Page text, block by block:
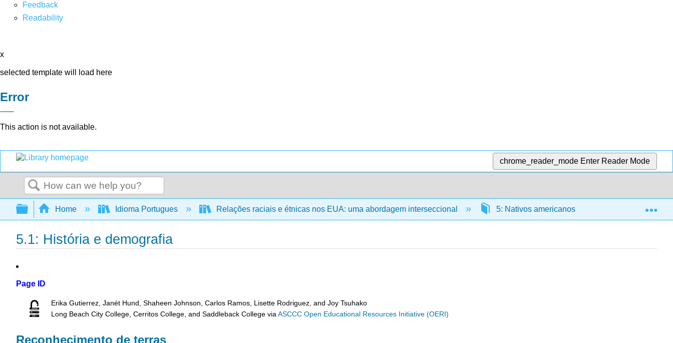
Feedback
Readability
x
selected template will load here
Error
This action is not available.
chrome_reader_mode Enter Reader Mode
Search
Expand/collapse global hierarchy
Home Idioma Portugues Relações raciais e étnicas nos EUA: uma abordagem interseccional 5: Nativos americanos 5.1: História e
5.1: História e demografia
Page ID
Erika Gutierrez, Janét Hund, Shaheen Johnson, Carlos Ramos, Lisette Rodriguez, and Joy Tsuhako
Long Beach City College, Cerritos College, and Saddleback College viaASCCC Open Educational Resources Initiative (OERI)
Reconhecimento de terras